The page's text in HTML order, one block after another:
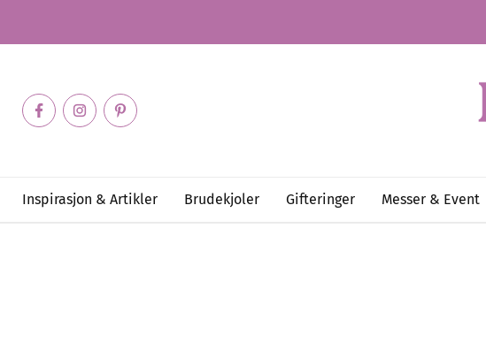
Inspirasjon & Artikler Brudekjoler Gifteringer Messer & Event